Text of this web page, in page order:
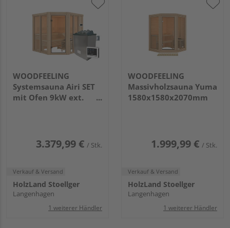
WOODFEELING
Systemsauna Airi SET
mit Ofen 9kW ext.
3.379,99 € / Stk.
Verkauf & Versand
HolzLand Stoellger
Langenhagen
1 weiterer Händler
WOODFEELING
Massivholzsauna Yuma
1580x1580x2070mm
1.999,99 € / Stk.
Verkauf & Versand
HolzLand Stoellger
Langenhagen
1 weiterer Händler